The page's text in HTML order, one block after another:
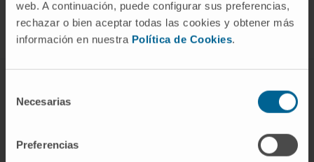
web. A continuación, puede configurar sus preferencias,
rechazar o bien aceptar todas las cookies y obtener más
información en nuestra Política de Cookies.
Necesarias
Preferencias
Suivez-nous